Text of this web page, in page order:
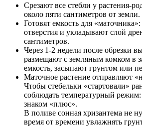
Срезают все стебли у растения-
около пяти сантиметров от земли.
Готовят емкость для
отверстия и укладывают слой
сантиметров.
Через 1-2 недели после обрезки
размещают с земляным комком в
емкость, засыпают грунтом или
Маточное растение отправляют
Чтобы стебельки «стартовали»
соблюдать температурный режим:
знаком «плюс».
В поливе сонная хризантема не
время от времени увлажнять